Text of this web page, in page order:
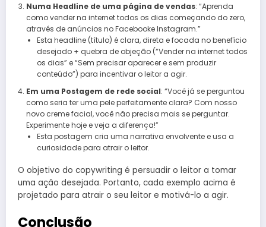
Numa Headline de uma página de vendas: “Aprenda
como vender na internet todos os dias começando do zero,
através de anúncios no Facebooke Instagram.”
Esta headline (título) é clara, direta e focada no benefício
desejado + quebra de objeção (“Vender na internet todos
os dias” e “Sem precisar aparecer e sem produzir
conteúdo”) para incentivar o leitor a agir.
Em uma Postagem de rede social: “Você já se perguntou
como seria ter uma pele perfeitamente clara? Com nosso
novo creme facial, você não precisa mais se perguntar.
Experimente hoje e veja a diferença!”
Esta postagem cria uma narrativa envolvente e usa a
curiosidade para atrair o leitor.
O objetivo do copywriting é persuadir o leitor a tomar
uma ação desejada. Portanto, cada exemplo acima é
projetado para atrair o seu leitor e motivá-lo a agir.
Conclusão